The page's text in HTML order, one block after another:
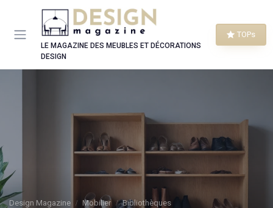
LE MAGAZINE DES MEUBLES ET DÉCORATIONS
DESIGN
TOPs
Design Magazine Mobilier Bibliothèques
Panneau de gestion des cookies